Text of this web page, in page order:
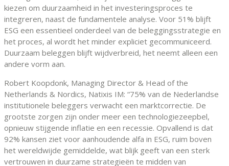
kiezen om duurzaamheid in het investeringsproces te
integreren, naast de fundamentele analyse. Voor 51% blijft
ESG een essentieel onderdeel van de beleggingsstrategie en
het proces, al wordt het minder expliciet gecommuniceerd.
Duurzaam beleggen blijft wijdverbreid, het neemt alleen een
andere vorm aan.
Robert Koopdonk, Managing Director & Head of the
Netherlands & Nordics, Natixis IM: “75% van de Nederlandse
institutionele beleggers verwacht een marktcorrectie. De
grootste zorgen zijn onder meer een technologiezeepbel,
opnieuw stijgende inflatie en een recessie. Opvallend is dat
92% kansen ziet voor aanhoudende alfa in ESG, ruim boven
het wereldwijde gemiddelde, wat blijk geeft van een sterk
vertrouwen in duurzame strategieën te midden van